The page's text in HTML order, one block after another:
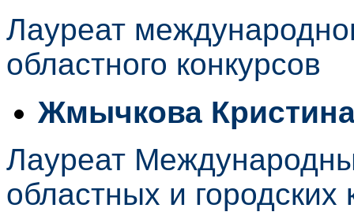
Лауреат
областного конкурсов
Жмычкова
Лауреат
областных и городских